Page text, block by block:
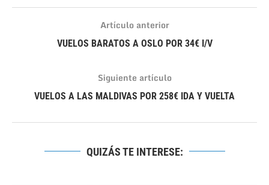
Artículo anterior
VUELOS BARATOS A OSLO POR 34€ I/V
Siguiente artículo
VUELOS A LAS MALDIVAS POR 258€ IDA Y VUELTA
QUIZÁS TE INTERESE: